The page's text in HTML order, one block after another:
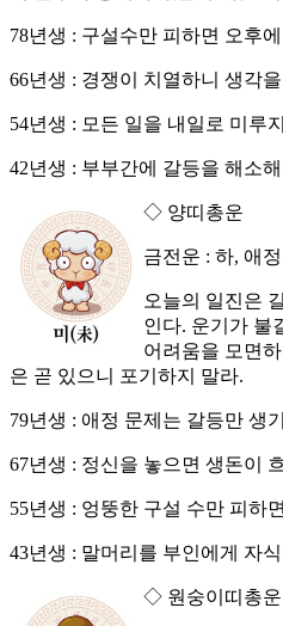
78년생 : 구설수만 피하면 오후
66년생 : 경쟁이 치열하니 생각
54년생 : 모든 일을 내일로 미루
42년생 : 부부간에 갈등을 해소
◇ 양띠총운
금전운 : 하, 애
오늘의 일진은
인다. 운기가 불
어려움을 모면
은 곧 있으니 포기하지 말라.
79년생 : 애정 문제는 갈등만 생
67년생 : 정신을 놓으면 생돈이
55년생 : 엉뚱한 구설 수만 피하
43년생 : 말머리를 부인에게 자
◇ 원숭이띠총운